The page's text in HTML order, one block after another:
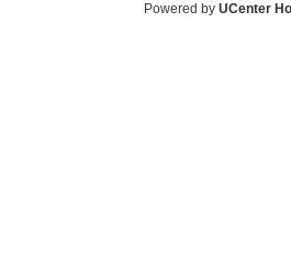
Powered by UCenter